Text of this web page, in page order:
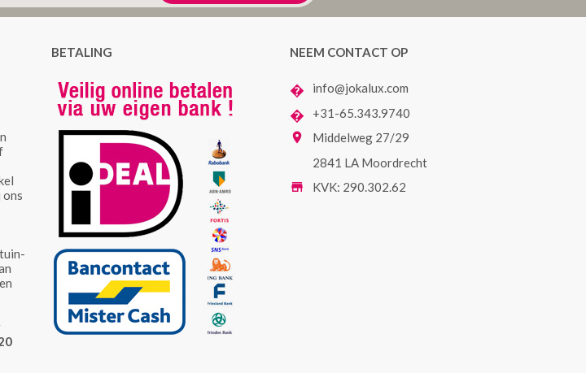
BETALING NEEM CONTACT OP
�
info@jokalux.com
�
+31-65.343.9740

Middelweg 27/29
2841 LA Moordrecht

KVK: 290.302.62